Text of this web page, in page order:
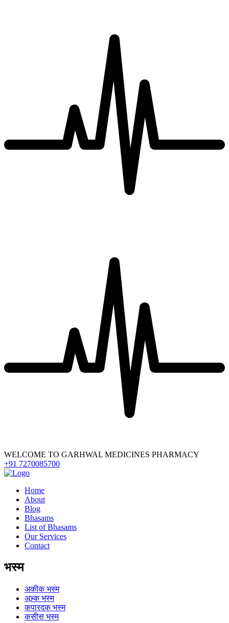
WELCOME TO GARHWAL MEDICINES PHARMACY
+91 7270085700
Home
About
Blog
Bhasams
List of Bhasams
Our Services
Contact
भस्म
अकीकभस्म
अभ्र्क भस्म
कपारदक भस्म
कसीस भस्म